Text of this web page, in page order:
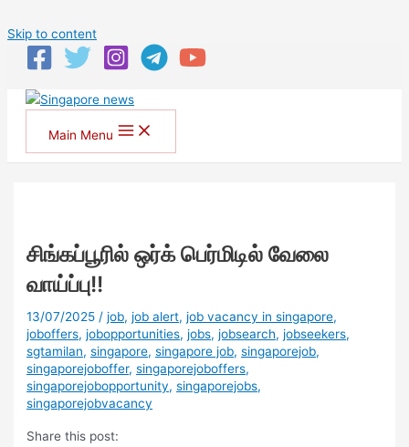
Skip to content
Main Menu
சிங்கப்பூரில் ஒர்க் பெர்மிடில் வேலை
வாய்ப்பு!!
13/07/2025 /job,job alert,job vacancy in singapore,
joboffers,jobopportunities,jobs,jobsearch,jobseekers,
sgtamilan,singapore,singapore job,singaporejob,
singaporejoboffer,singaporejoboffers,
singaporejobopportunity,singaporejobs,
singaporejobvacancy
Share this post: